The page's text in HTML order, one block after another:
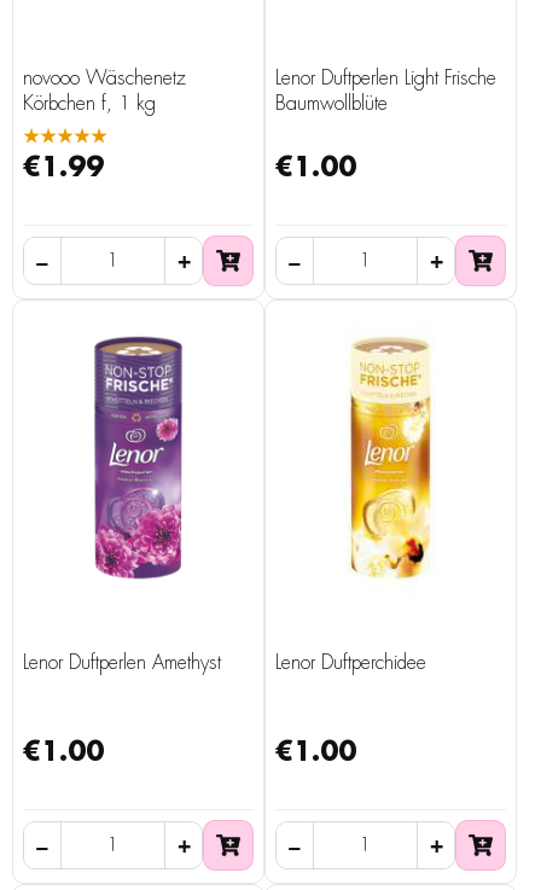
novooo Wäschenetz
Körbchen f, 1 kg
★★★★★
€1.99
Lenor Duftperlen Light Frische
Baumwollblüte
€1.00
Lenor Duftperlen Amethyst
€1.00
Lenor Duftperchidee
€1.00